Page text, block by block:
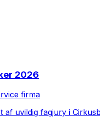
2026
firma
af uvildig fagjury i